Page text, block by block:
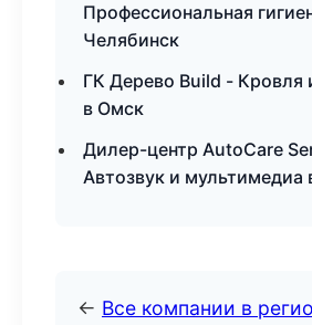
Профессиональная
Челябинск
ГК Дерево Build - Кровля
в Омск
Дилер-центр AutoCare
Автозвук и мультимедиа
← Все компании в